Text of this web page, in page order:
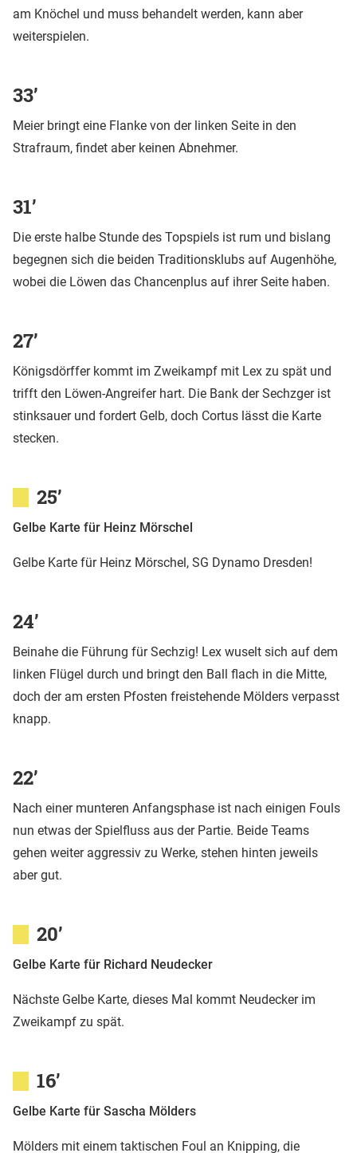
am Knöchel und muss behandelt werden, kann aber
weiterspielen.
33’
Meier bringt eine Flanke von der linken Seite in den
Strafraum, findet aber keinen Abnehmer.
31’
Die erste halbe Stunde des Topspiels ist rum und bislang
begegnen sich die beiden Traditionsklubs auf Augenhöhe,
wobei die Löwen das Chancenplus auf ihrer Seite haben.
27’
Königsdörffer kommt im Zweikampf mit Lex zu spät und
trifft den Löwen-Angreifer hart. Die Bank der Sechzger ist
stinksauer und fordert Gelb, doch Cortus lässt die Karte
stecken.
25’
Gelbe Karte für Heinz Mörschel
Gelbe Karte für Heinz Mörschel, SG Dynamo Dresden!
24’
Beinahe die Führung für Sechzig! Lex wuselt sich auf dem
linken Flügel durch und bringt den Ball flach in die Mitte,
doch der am ersten Pfosten freistehende Mölders verpasst
knapp.
22’
Nach einer munteren Anfangsphase ist nach einigen Fouls
nun etwas der Spielfluss aus der Partie. Beide Teams
gehen weiter aggressiv zu Werke, stehen hinten jeweils
aber gut.
20’
Gelbe Karte für Richard Neudecker
Nächste Gelbe Karte, dieses Mal kommt Neudecker im
Zweikampf zu spät.
16’
Gelbe Karte für Sascha Mölders
Mölders mit einem taktischen Foul an Knipping, die